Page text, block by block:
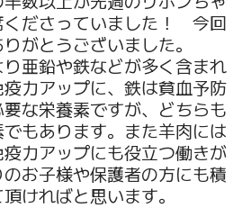
くださっていました！ 今回
がとうございました。
亜鉛や鉄などが多く含まれ
力アップに、鉄は貧血予防
な栄養素ですが、どちらも
もあります。また羊肉には
力アップにも役立つ働きが
お子様や保護者の方にも積
ければと思います。